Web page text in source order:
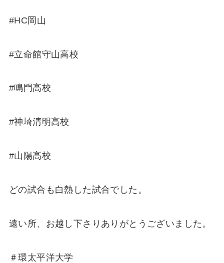
#HC岡山
#立命館守山高校
#鳴門高校
#神埼清明高校
#山陽高校
どの試合も白熱した試合でした。
遠い所、お越し下さりありがとうございました。
＃環太平洋大学